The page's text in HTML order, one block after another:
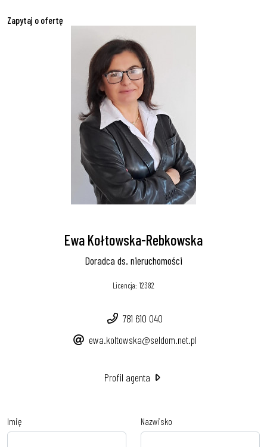
Zapytaj o ofertę
Ewa Kołtowska-Rebkowska
Doradca ds. nieruchomości
Licencja: 12382
781 610 040
ewa.koltowska@seldom.net.pl
Profil agenta
Imię Nazwisko